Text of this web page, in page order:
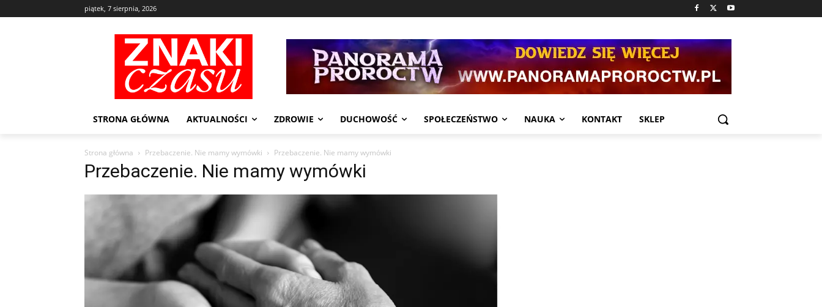
piątek, 7 sierpnia, 2026
STRONA GŁÓWNA AKTUALNOŚCI ZDROWIE DUCHOWOŚĆ SPOŁECZEŃSTWO NAUKA KONTAKT SKLEP
Strona główna Przebaczenie. Nie mamy wymówki Przebaczenie. Nie mamy wymówki
Przebaczenie. Nie mamy wymówki